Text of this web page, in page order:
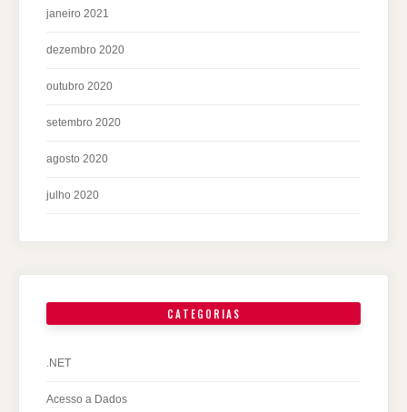
janeiro 2021
dezembro 2020
outubro 2020
setembro 2020
agosto 2020
julho 2020
CATEGORIAS
.NET
Acesso a Dados